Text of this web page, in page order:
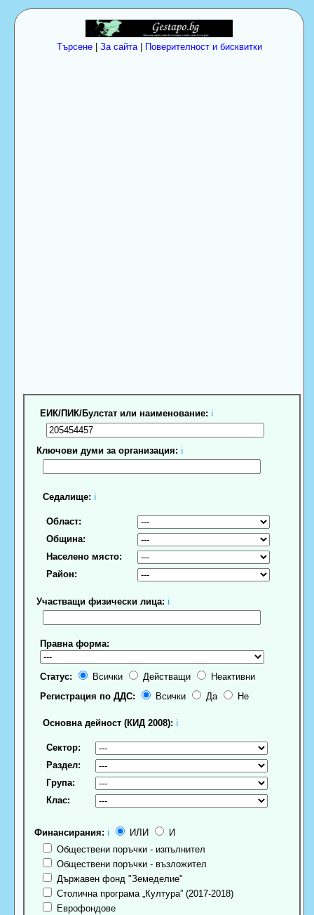
Търсене| За сайта| Поверителност и бисквитки
ЕИК/ПИК/Булстат или наименование: ℹ
Ключови думи за организация: ℹ
Седалище: ℹ
Област:
Община:
Населено място:
Район:
Участващи физически лица: ℹ
Правна форма:
Статус: Всички Действащи
Неактивни
Регистрация по ДДС:
Всички Да Не
Основна дейност (КИД 2008): ℹ
Сектор:
Раздел:
Група:
Клас:
Финансирания: ℹ ИЛИ
И
Обществени поръчки - изпълнител
Обществени поръчки - възложител
Държавен фонд "Земеделие"
Столична програма „Култура” (2017-2018)
Еврофондове